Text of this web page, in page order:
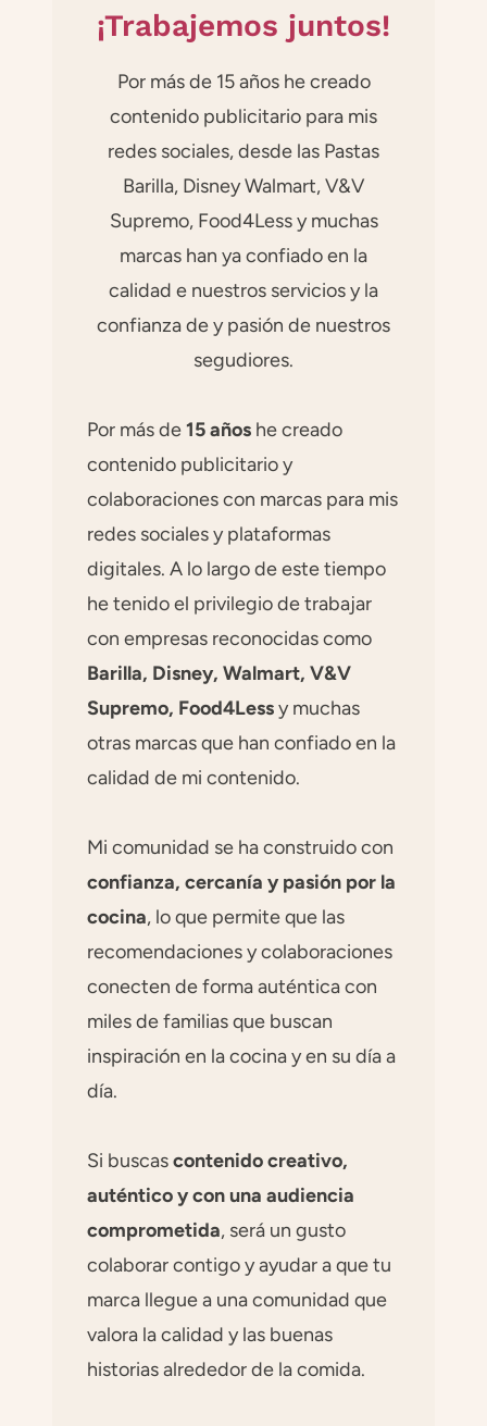
¡Trabajemos juntos!
Por más de 15 años he creado
contenido publicitario para mis
redes sociales, desde las Pastas
Barilla, Disney Walmart, V&V
Supremo, Food4Less y muchas
marcas han ya confiado en la
calidad e nuestros servicios y la
confianza de y pasión de nuestros
segudiores.
Por más de15 años he creado
contenido publicitario y
colaboraciones con marcas para mis
redes sociales y plataformas
digitales. A lo largo de este tiempo
he tenido el privilegio de trabajar
con empresas reconocidas como
Barilla, Disney, Walmart, V&V
Supremo, Food4Lessy muchas
otras marcas que han confiado en la
calidad de mi contenido.
Mi comunidad se ha construido con
confianza, cercanía y pasión por la
cocina, lo que permite que las
recomendaciones y colaboraciones
conecten de forma auténtica con
miles de familias que buscan
inspiración en la cocina y en su día a
día.
Si buscascontenido creativo,
auténtico y con una audiencia
comprometida, será un gusto
colaborar contigo y ayudar a que tu
marca llegue a una comunidad que
valora la calidad y las buenas
historias alrededor de la comida.